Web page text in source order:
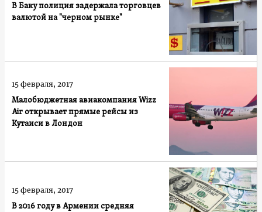
В Баку полиция задержала торговцев
валютой на "черном рынке"
Малобюджетная авиакомпания Wizz
Air открывает прямые рейсы из
Кутаиси в Лондон
15 февраля, 2017
В 2016 году в Армении средняя
15 февраля, 2017